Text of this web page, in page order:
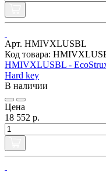
Арт. HMIVXLUSBL
Код товара:
HMIVXLUSBL -
Hard key
В наличии
Цена
18 552 р.